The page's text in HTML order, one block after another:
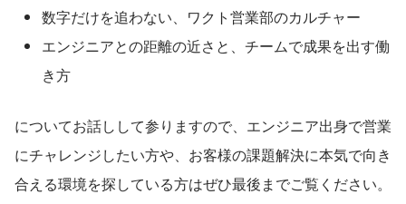
数字だけを追わない、ワクト営業部のカルチャー
エンジニアとの距離の近さと、チームで成果を出す働
き方
についてお話しして参りますので、エンジニア出身で営業
にチャレンジしたい方や、お客様の課題解決に本気で向き
合える環境を探している方はぜひ最後までご覧ください。